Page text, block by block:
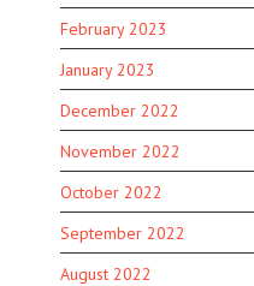
February 2023
January 2023
December 2022
November 2022
October 2022
September 2022
August 2022